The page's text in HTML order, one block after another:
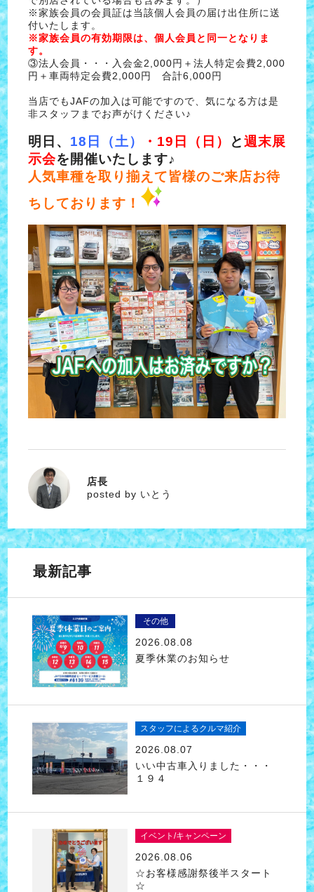
※家族会員の会員証は当該個人会員の届け出住所に送
付いたします。
※家族会員の有効期限は、個人会員と同一となりま
す。
③法人会員・・・入会金2,000円＋法人特定会費2,000
円＋車両特定会費2,000円 合計6,000円
当店でもJAFの加入は可能ですので、気になる方は是
非スタッフまでお声がけください♪
明日、 18日（土） ・19日（日） と週末展
示会を 開催いたします♪
人気車種を取り揃えて皆様のご来店お待
ちしております！
いとう
店長
posted by いとう
最新記事
その他
2026.08.08
夏季休業のお知らせ
スタッフによるクルマ紹介
2026.08.07
いい中古車入りました・・・
１９４
イベント/キャンペーン
2026.08.06
☆お客様感謝祭後半スタート
☆